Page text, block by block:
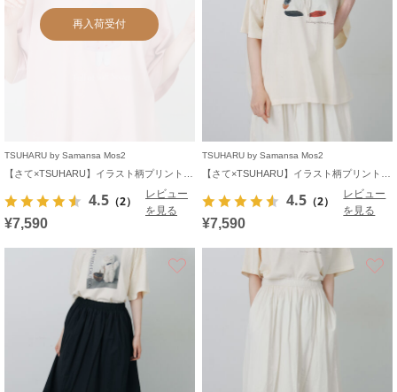
再入荷受付
TSUHARU by Samansa Mos2
4.5 （2）
レビュー
を見る
¥7,590
TSUHARU by Samansa Mos2
4.5 （2）
レビュー
を見る
¥7,590